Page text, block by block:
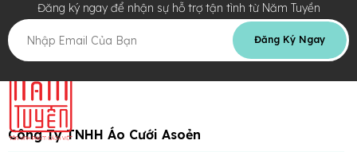
Đăng ký ngay để nhận sự hỗ trợ tận tình từ Năm Tuyền
Đăng Ký Ngay
Công Ty TNHH Áo Cưới Asoẻn